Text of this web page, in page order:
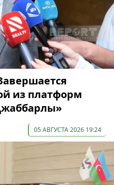
из платформ
05 АВГУСТА 2026 19:24